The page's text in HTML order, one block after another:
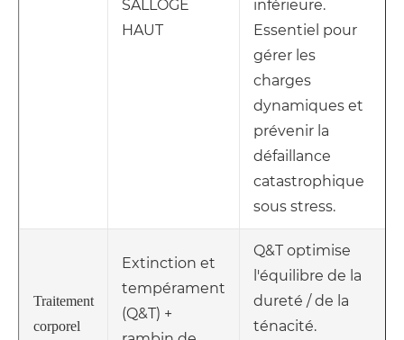
SALLOGE
HAUT
inférieure.
Essentiel pour
gérer les
charges
dynamiques et
prévenir la
défaillance
catastrophique
sous stress.
Traitement
corporel
Extinction et
tempérament
(Q&T) +
Q&T optimise
l'équilibre de la
dureté / de la
ténacité.